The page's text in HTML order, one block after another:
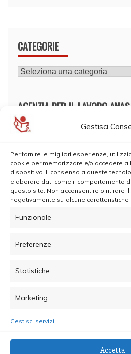
Gestisci
Per fornire le migliori esperienze,
cookie per memorizzare e/o accedere
dispositivo. Il consenso a queste
elaborare dati come il comportamento
questo sito. Non acconsentire o ritirare
negativamente su alcune caratteristiche
Funzionale
Preferenze
Statistiche
Marketing
Gestisci servizi
Accetta
CATEGORIE
CATEGORIE
AGENZIA PER IL LAVORO ANAS